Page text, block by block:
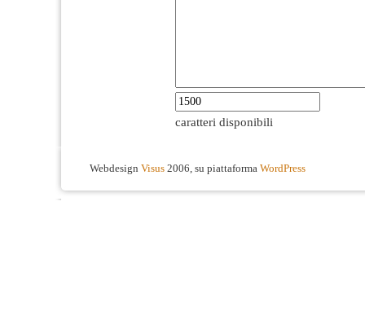
caratteri disponibili
Webdesign Visus 2006, su piattaforma WordPress